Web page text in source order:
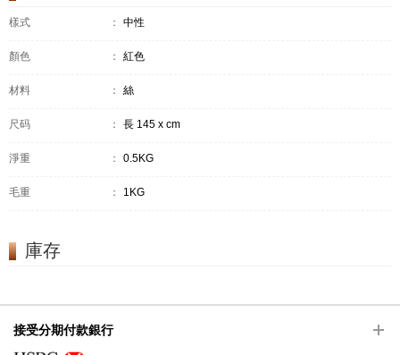
樣式 ： 中性
顏色 ： 紅色
材料 ： 絲
尺码 ： 長 145 x cm
淨重 ： 0.5KG
毛重 ： 1KG
庫存
接受分期付款銀行